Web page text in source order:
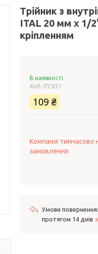
Трійник з
ITAL 20 мм х 1/
кріпленням
В наявності
Код: ITC951
109 ₴
Компанія тимчасово
замовлення
протягом 14 днів